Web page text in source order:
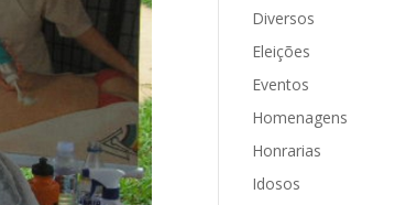
Diversos
Eleições
Eventos
Homenagens
Honrarias
Idosos